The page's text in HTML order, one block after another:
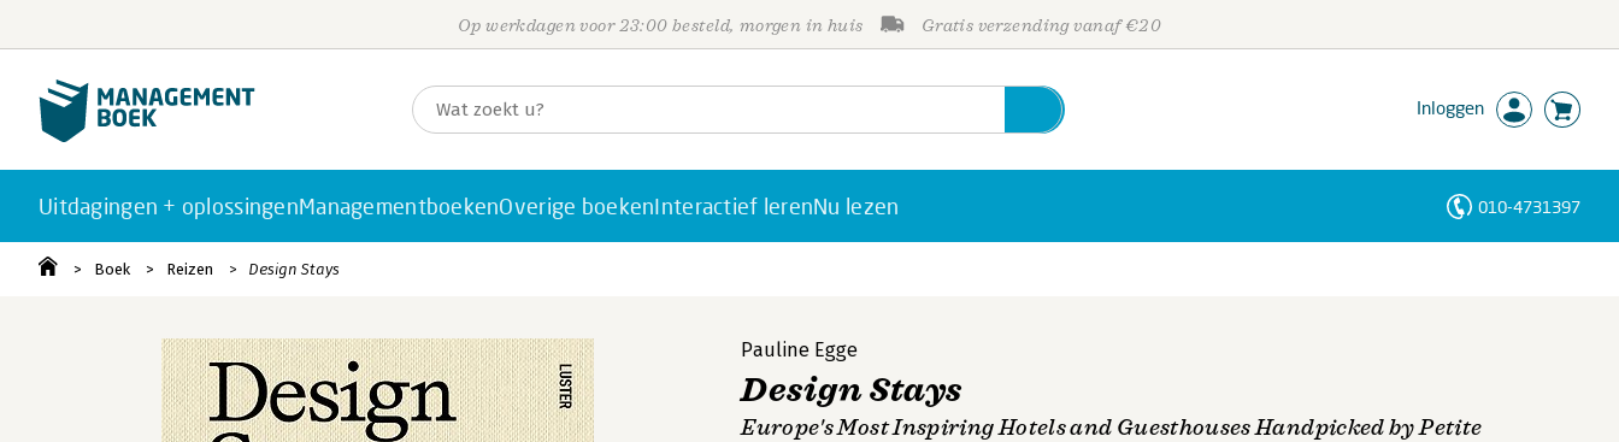
Op werkdagen voor 23:00 besteld, morgen in huis Gratis verzending vanaf €20
Inloggen
Uitdagingen + oplossingenManagementboekenOverige boekenInteractief lerenNu lezen 010-4731397
Boek Reizen Design Stays
Pauline Egge
Design Stays
Europe's Most Inspiring Hotels and Guesthouses Handpicked by Petite
Personen